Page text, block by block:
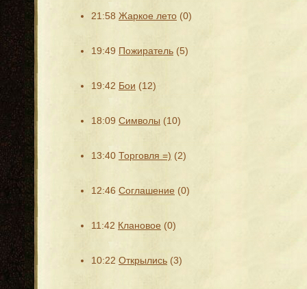
21:58 Жаркое лето (0)
19:49 Пожиратель (5)
19:42 Бои (12)
18:09 Символы (10)
13:40 Торговля =) (2)
12:46 Соглашение (0)
11:42 Клановое (0)
10:22 Открылись (3)